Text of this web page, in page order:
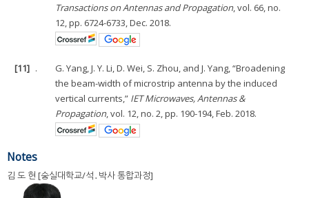
Transactions on Antennas and Propagation, vol. 66, no.
12, pp. 6724-6733, Dec. 2018.
[11] .
G. Yang, J. Y. Li, D. Wei, S. Zhou, and J. Yang, “Broadening
the beam-width of microstrip antenna by the induced
vertical currents,” IET Microwaves, Antennas &
Propagation, vol. 12, no. 2, pp. 190-194, Feb. 2018.
Notes
김 도 현 [숭실대학교/석․박사 통합과정]